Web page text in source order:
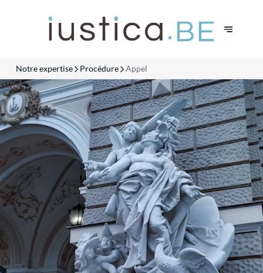
Notre expertise Procédure Appel